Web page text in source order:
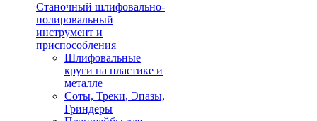
Станочный шлифовально-
полировальный
инструмент и
приспособления
Шлифовальные
круги на пластике и
металле
Соты, Треки, Эпазы,
Гриндеры